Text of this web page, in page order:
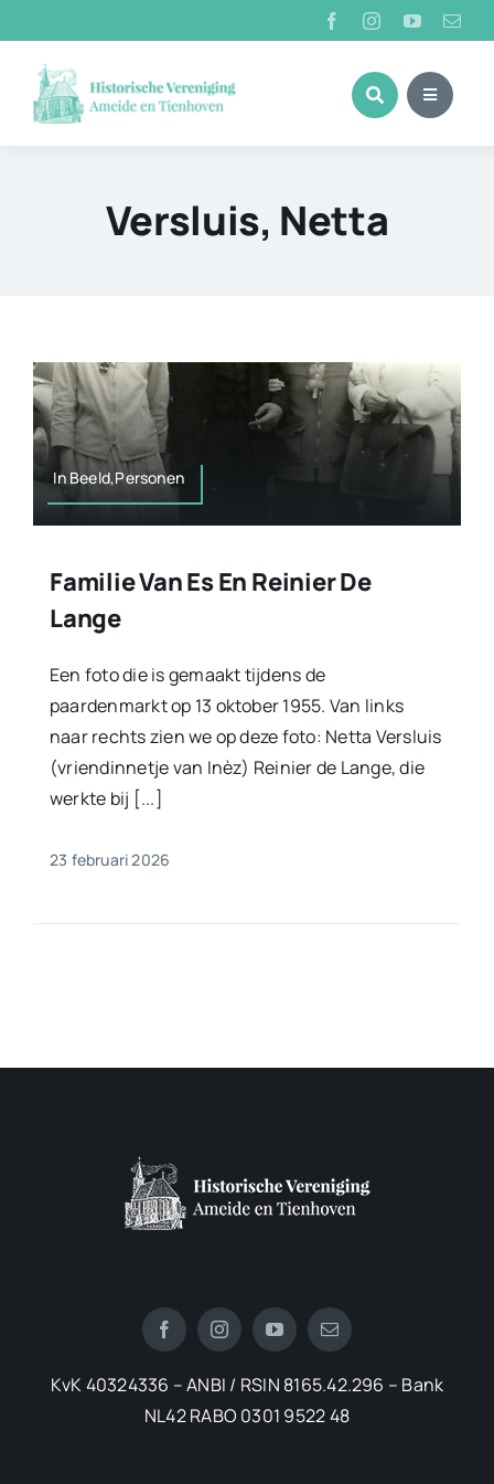
naar
inhoud
Versluis, Netta
In Beeld,Personen
Familie Van Es En Reinier De
Lange
Een foto die is gemaakt tijdens de
paardenmarkt op 13 oktober 1955. Van links
naar rechts zien we op deze foto: Netta Versluis
(vriendinnetje van Inèz) Reinier de Lange, die
werkte bij [...]
23 februari 2026
KvK 40324336 – ANBI / RSIN 8165.42.296 – Bank
NL42 RABO 0301 9522 48